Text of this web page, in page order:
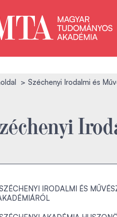
Széchenyi Irodalmi és
IRODALMI ÉS